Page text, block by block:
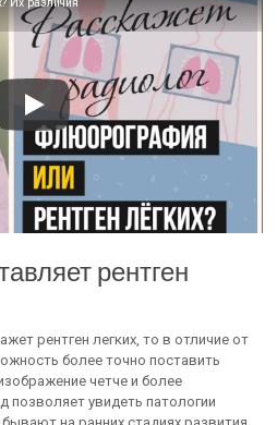
Их различия
рентген
рентген легких, то в отличие от
более точно поставить
четче и более
увидеть патологии